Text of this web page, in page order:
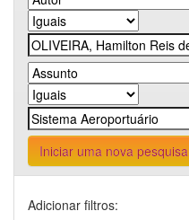
Iniciar uma nova pesquisa
Adicionar filtros: